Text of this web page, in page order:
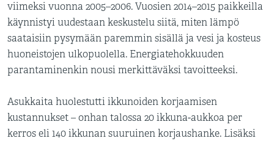
viimeksi vuonna 2005–2006. Vuosien 2014–2015 paikkeilla
käynnistyi uudestaan keskustelu siitä, miten lämpö
saataisiin pysymään paremmin sisällä ja vesi ja kosteus
huoneistojen ulkopuolella. Energiatehokkuuden
parantaminenkin nousi merkittäväksi tavoitteeksi.
Asukkaita huolestutti ikkunoiden korjaamisen
kustannukset – onhan talossa 20 ikkuna-aukkoa per
kerros eli 140 ikkunan suuruinen korjaushanke. Lisäksi